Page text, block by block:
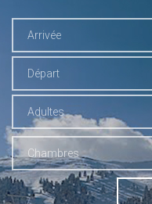
Adultes
Chambres